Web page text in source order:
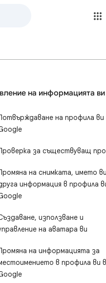
на информацията ви
на профила ви
за съществуващ
на снимката, името
информация в профила
използване и
на аватара ви
на информацията за
в профила ви в